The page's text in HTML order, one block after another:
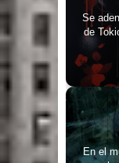
Se
de
En el